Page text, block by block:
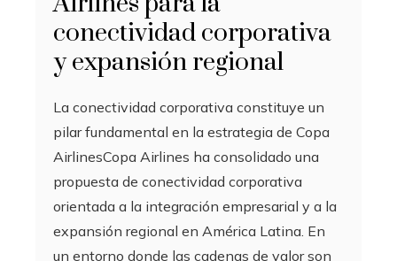
conectividad corporativa
y expansión regional
La conectividad corporativa constituye un
pilar fundamental en la estrategia de Copa
AirlinesCopa Airlines ha consolidado una
propuesta de conectividad corporativa
orientada a la integración empresarial y a la
expansión regional en América Latina. En
un entorno donde las cadenas de valor son